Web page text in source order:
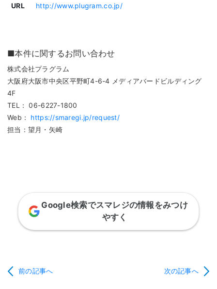
URL http://www.plugram.co.jp/
■本件に関するお問い合わせ
株式会社プラグラム
大阪府大阪市中央区平野町4-6-4 メディアバードビルディング
4F
TEL： 06-6227-1800
Web： https://smaregi.jp/request/
担当：望月・矢崎
Google検索でスマレジの情報をみつけ
やすく
前の記事へ 次の記事へ